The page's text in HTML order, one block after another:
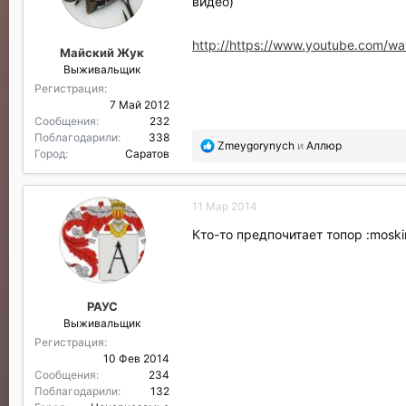
д
и
Майский Жук
Выживальщик
Регистрация
7 Май 2012
Сообщения
232
Поблагодарили
338
Город
Саратов
http://https://www.youtube.com/
П
б
а
о
Zmeygorynych и Аллюр
РАУС
Выживальщик
Регистрация
10 Фев 2014
Сообщения
234
Поблагодарили
132
11 Мар 2014
Кто-то предпочитает топор